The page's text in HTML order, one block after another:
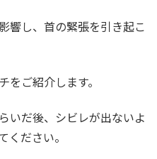
響し、首の緊張を引き起こ
をご紹介します。
いだ後、シビレが出ないよ
ください。